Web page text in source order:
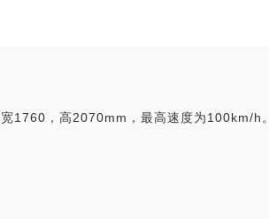
1760，高2070mm，最高速度为100km/h。